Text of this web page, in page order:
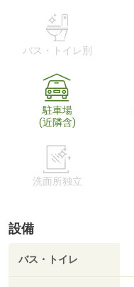
バス・トイレ別
駐車場
(近隣含)
洗面所独立
設備
バス・トイレ